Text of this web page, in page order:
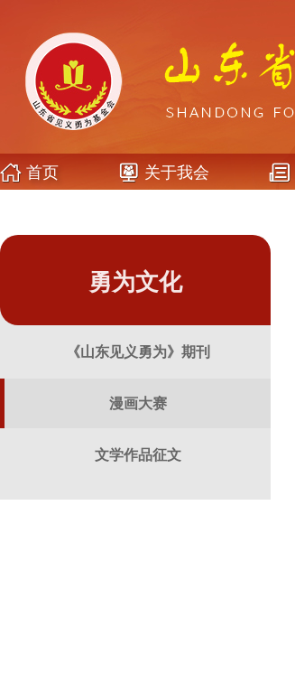
首页 关于我会
勇为文化
《山东见义勇为》期刊
漫画大赛
文学作品征文